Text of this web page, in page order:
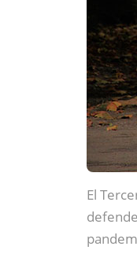
El